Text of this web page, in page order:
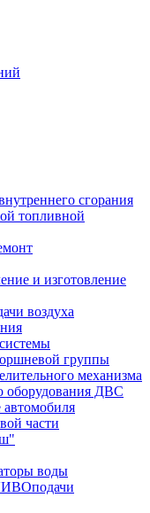
сгорания
топливной
и изготовление
воздуха
группы
механизма
оборудования ДВС
части
воды